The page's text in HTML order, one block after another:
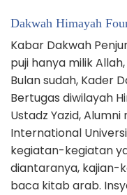
Dakwah Himayah
Kabar Dakwah
puji hanya milik
Bulan sudah, Kader
Bertugas diwilayah
Ustadz Yazid,
International
kegiatan-kegiatan
diantaranya, kajian-
baca kitab arab.